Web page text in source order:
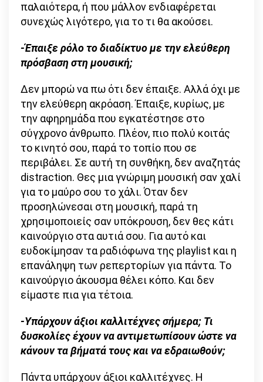
παλαιότερα, ή που μάλλον ενδιαφέρεται
συνεχώς λιγότερο, για το τι θα ακούσει.
-Έπαιξε ρόλο το διαδίκτυο με την ελεύθερη
πρόσβαση στη μουσική;
Δεν μπορώ να πω ότι δεν έπαιξε. Αλλά όχι με
την ελεύθερη ακρόαση. Έπαιξε, κυρίως, με
την αφηρημάδα που εγκατέστησε στο
σύγχρονο άνθρωπο. Πλέον, πιο πολύ κοιτάς
το κινητό σου, παρά το τοπίο που σε
περιβάλει. Σε αυτή τη συνθήκη, δεν αναζητάς
distraction. Θες μια γνώριμη μουσική σαν χαλί
για το μαύρο σου το χάλι. Όταν δεν
προσηλώνεσαι στη μουσική, παρά τη
χρησιμοποιείς σαν υπόκρουση, δεν θες κάτι
καινούργιο στα αυτιά σου. Για αυτό και
ευδοκίμησαν τα ραδιόφωνα της playlist και η
επανάληψη των ρεπερτορίων για πάντα. Το
καινούργιο άκουσμα θέλει κόπο. Και δεν
είμαστε πια για τέτοια.
-Υπάρχουν άξιοι καλλιτέχνες σήμερα; Τι
δυσκολίες έχουν να αντιμετωπίσουν ώστε να
κάνουν τα βήματά τους και να εδραιωθούν;
Πάντα υπάρχουν άξιοι καλλιτέχνες. Η